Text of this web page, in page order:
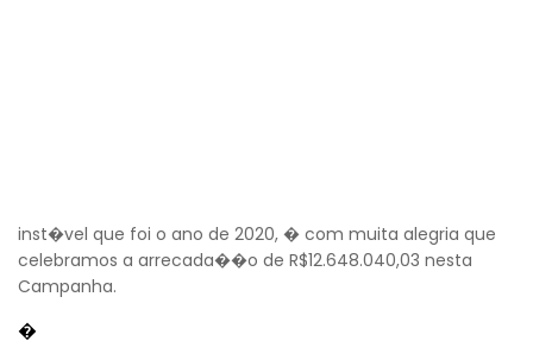
inst�vel que foi o ano de 2020, � com muita alegria que
celebramos a arrecada��o de R$12.648.040,03 nesta
Campanha.
�